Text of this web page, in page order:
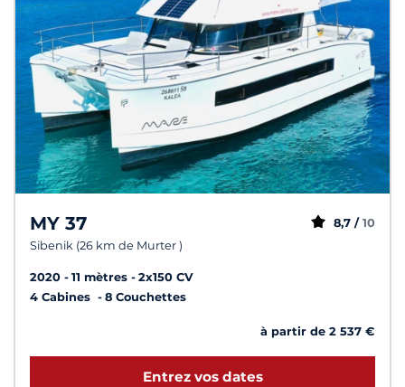
MY 37
Sibenik (26 km de Murter )
8,7 / 10
2020 11 mètres
2x150 CV
4 Cabines
8 Couchettes
à partir de 2 537 €
Entrez vos dates